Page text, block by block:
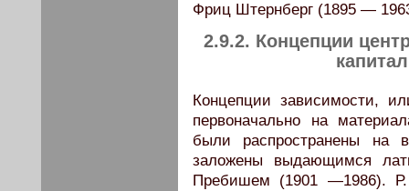
Фриц Штернберг (1895 —
2.9.2. Концепции
Концепции зависимости,
первоначально на
были распространены
заложены выдающимся
Пребишем (1901 —1986).